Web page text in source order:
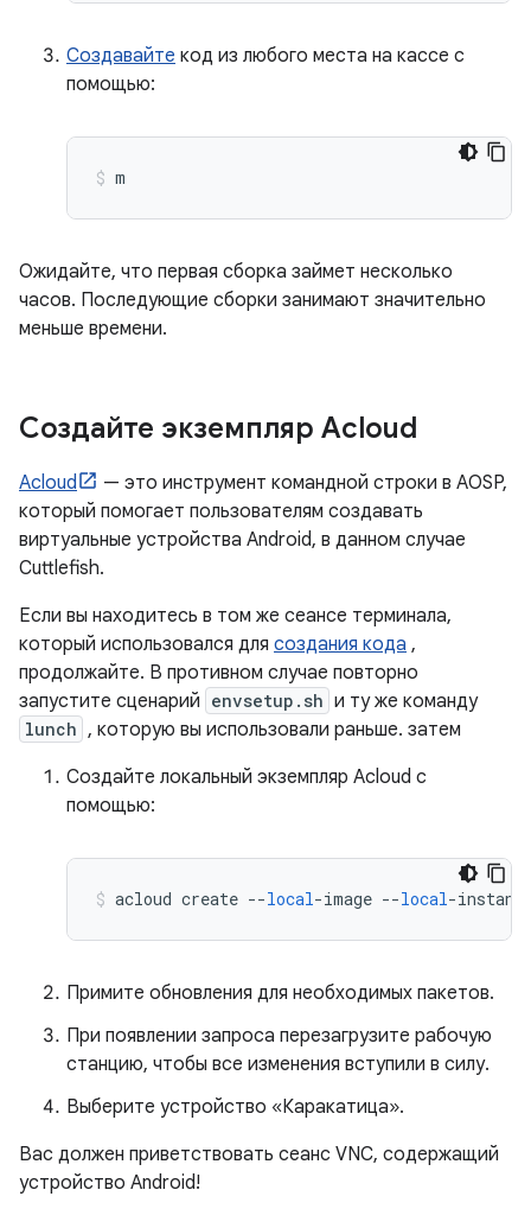
Создавайте код из любого места на кассе с
помощью:
m
Ожидайте, что первая сборка займет несколько
часов. Последующие сборки занимают значительно
меньше времени.
Создайте экземпляр Acloud
Acloud
— это инструмент командной строки в AOSP,
который помогает пользователям создавать
виртуальные устройства Android, в данном случае
Cuttlefish.
Если вы находитесь в том же сеансе терминала,
который использовался для создания кода ,
продолжайте. В противном случае повторно
запустите сценарий envsetup.sh и ту же команду
lunch , которую вы использовали раньше. затем
Создайте локальный экземпляр Acloud с
помощью:
acloud create --local-image --local-
Примите обновления для необходимых пакетов.
При появлении запроса перезагрузите рабочую
станцию, чтобы все изменения вступили в силу.
Выберите устройство «Каракатица».
Вас должен приветствовать сеанс VNC, содержащий
устройство Android!